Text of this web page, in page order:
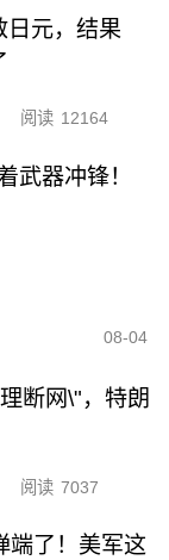
日元，结果
阅读 12164
武器冲锋！
08-04
断网\"，特朗
阅读 7037
端了！美军这